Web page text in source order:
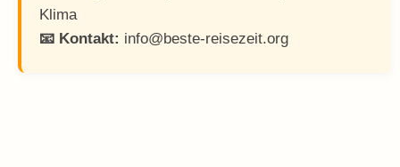
Klima
📧 Kontakt: info@beste-reisezeit.org